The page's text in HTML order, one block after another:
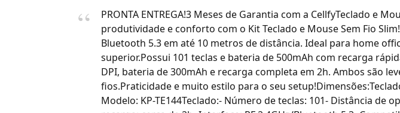
PRONTA ENTREGA!3 Meses de Garantia com a CellfyTeclado e
produtividade e conforto com o Kit Teclado e Mouse Sem Fio
Bluetooth 5.3 em até 10 metros de distância. Ideal para home
superior.Possui 101 teclas e bateria de 500mAh com recarga
DPI, bateria de 300mAh e recarga completa em 2h. Ambos são
fios.Praticidade e muito estilo para o seu
Modelo: KP-TE144Teclado:- Número de teclas: 101- Distância de